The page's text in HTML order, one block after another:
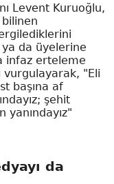
Levent Kuruoğlu,
ya da üyelerine
infaz erteleme
vurgulayarak, "Eli
başına af
şehit
yanındayız"
da